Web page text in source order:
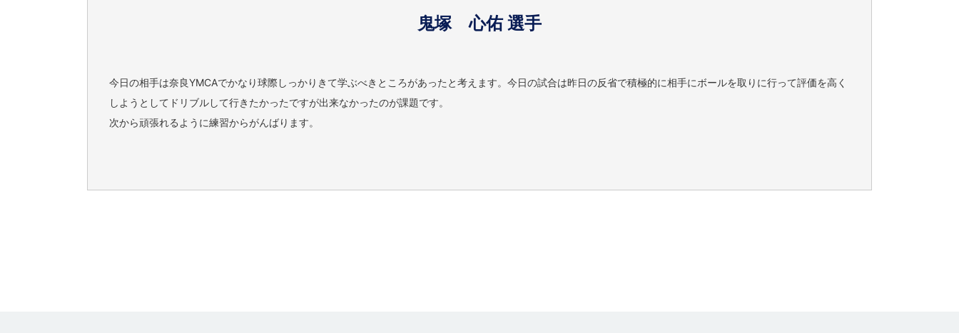
鬼塚 心佑 選手
今日の相手は奈良YMCAでかなり球際しっかりきて学ぶべきところがあったと考えます。今日の試合は昨日の反省で積極的に相手にボールを取りに行って評価を高く
しようとしてドリブルして行きたかったですが出来なかったのが課題です。
次から頑張れるように練習からがんばります。